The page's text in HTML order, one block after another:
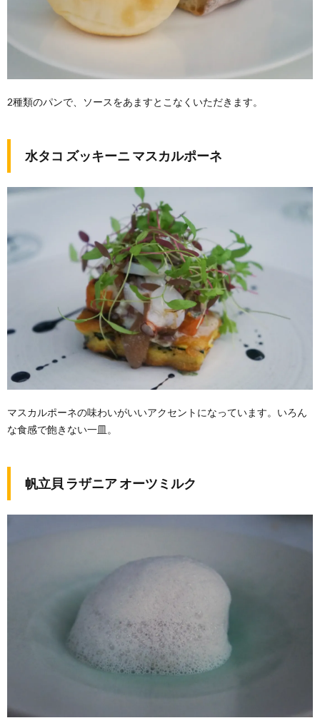
2種類のパンで、ソースをあますとこなくいただきます。
水タコ ズッキーニ マスカルポーネ
マスカルポーネの味わいがいいアクセントになっています。いろん
な食感で飽きない一皿。
帆立貝 ラザニア オーツミルク